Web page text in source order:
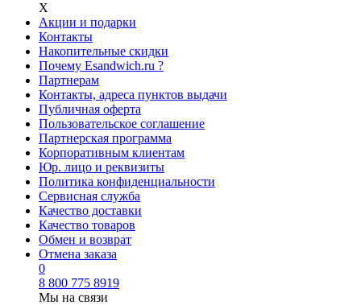
Х
Акции и подарки
Контакты
Накопительные скидки
Почему Esandwich.ru ?
Партнерам
Контакты, адреса пунктов выдачи
Публичная оферта
Пользовательское соглашение
Партнерская программа
Корпоративным клиентам
Юр. лицо и реквизиты
Политика конфиденциальности
Сервисная служба
Качество доставки
Качество товаров
Обмен и возврат
Отмена заказа
0
8 800 775 8919
Мы на связи